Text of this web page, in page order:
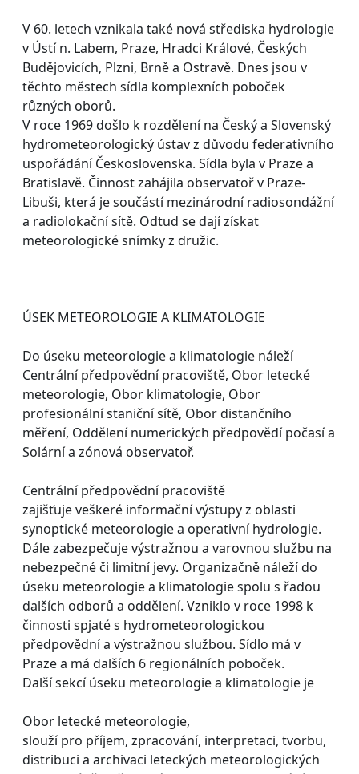
V 60. letech vznikala také nová střediska hydrologie
v Ústí n. Labem, Praze, Hradci Králové, Českých
Budějovicích, Plzni, Brně a Ostravě. Dnes jsou v
těchto městech sídla komplexních poboček
různých oborů.
V roce 1969 došlo k rozdělení na Český a Slovenský
hydrometeorologický ústav z důvodu federativního
uspořádání Československa. Sídla byla v Praze a
Bratislavě. Činnost zahájila observatoř v Praze-
Libuši, která je součástí mezinárodní radiosondážní
a radiolokační sítě. Odtud se dají získat
meteorologické snímky z družic.
ÚSEK METEOROLOGIE A KLIMATOLOGIE
Do úseku meteorologie a klimatologie náleží
Centrální předpovědní pracoviště, Obor letecké
meteorologie, Obor klimatologie, Obor
profesionální staniční sítě, Obor distančního
měření, Oddělení numerických předpovědí počasí a
Solární a zónová observatoř.
Centrální předpovědní pracoviště
zajišťuje veškeré informační výstupy z oblasti
synoptické meteorologie a operativní hydrologie.
Dále zabezpečuje výstražnou a varovnou službu na
nebezpečné či limitní jevy. Organizačně náleží do
úseku meteorologie a klimatologie spolu s řadou
dalších odborů a oddělení. Vzniklo v roce 1998 k
činnosti spjaté s hydrometeorologickou
předpovědní a výstražnou službou. Sídlo má v
Praze a má dalších 6 regionálních poboček.
Další sekcí úseku meteorologie a klimatologie je
Obor letecké meteorologie,
slouží pro příjem, zpracování, interpretaci, tvorbu,
distribuci a archivaci leteckých meteorologických